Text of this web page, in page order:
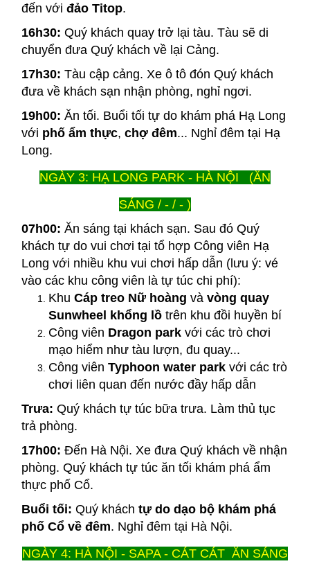
đến với đảo Titop.
16h30: Quý khách quay trở lại tàu. Tàu sẽ di
chuyển đưa Quý khách về lại Cảng.
17h30: Tàu cập cảng. Xe ô tô đón Quý khách
đưa về khách sạn nhận phòng, nghỉ ngơi.
19h00: Ăn tối. Buổi tối tự do khám phá Hạ Long
với phố ẩm thực, chợ đêm... Nghỉ đêm tại Hạ
Long.
NGÀY 3: HẠ LONG PARK - HÀ NỘI (ĂN
SÁNG / - / - )
07h00: Ăn sáng tại khách sạn. Sau đó Quý
khách tự do vui chơi tại tổ hợp Công viên Hạ
Long với nhiều khu vui chơi hấp dẫn (lưu ý: vé
vào các khu công viên là tự túc chi phí):
Khu Cáp treo Nữ hoàng và vòng quay
Sunwheel khổng lồ trên khu đồi huyền bí
Công viên Dragon park với các trò chơi
mạo hiểm như tàu lượn, đu quay...
Công viên Typhoon water park với các trò
chơi liên quan đến nước đầy hấp dẫn
Trưa: Quý khách tự túc bữa trưa. Làm thủ tục
trả phòng.
17h00: Đến Hà Nội. Xe đưa Quý khách về nhận
phòng. Quý khách tự túc ăn tối khám phá ẩm
thực phố Cổ.
Buổi tối: Quý khách tự do dạo bộ khám phá
phố Cổ về đêm. Nghỉ đêm tại Hà Nội.
NGÀY 4: HÀ NỘI - SAPA - CÁT CÁT ĂN SÁNG